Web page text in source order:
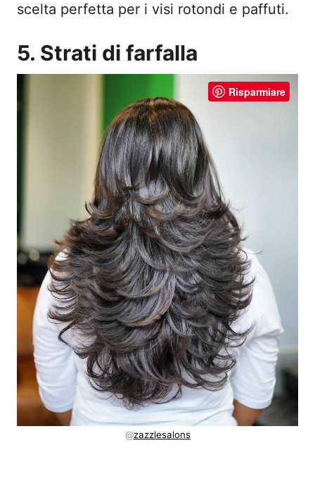
scelta perfetta per i visi rotondi e paffuti.
5. Strati di farfalla
Risparmiare
@zazzlesalons